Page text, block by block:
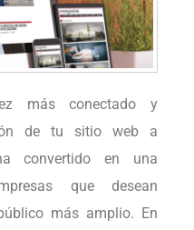
más conectado y
de tu sitio web a
convertido en una
que desean
más amplio. En